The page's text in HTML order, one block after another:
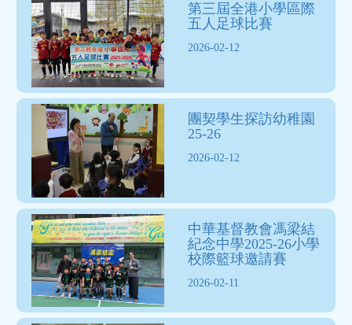
第三屆全港小學區際
五人足球比賽
2026-02-12
團契學生探訪幼稚園
25-26
2026-02-12
中華基督教會馮梁結
紀念中學2025-26小學
校際籃球邀請賽
2026-02-11